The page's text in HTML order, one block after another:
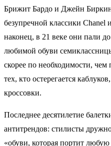
Брижит Бардо и Джейн
безупречной классики Chanel
наконец, в 21 веке они пали
любимой обуви
скорее по необходимости,
тех, кто остерегается
кроссовки.
Последнее десятилетие
антитрендов: стилисты
«обуви, которая портит